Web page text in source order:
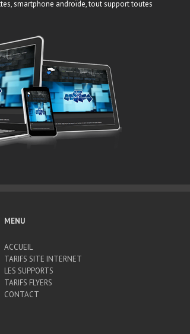
smartphone androïde, tout support toutes
MENU
ACCUEIL
TARIFS SITE INTERNET
LES SUPPORTS
TARIFS FLYERS
CONTACT